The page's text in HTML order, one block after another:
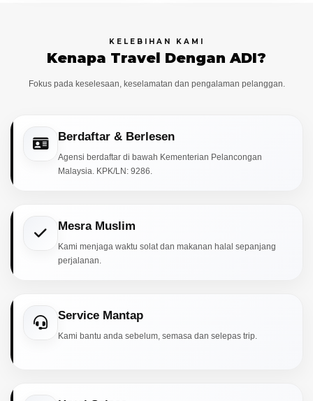
KELEBIHAN KAMI
Kenapa Travel Dengan ADI?
Fokus pada keselesaan, keselamatan dan pengalaman pelanggan.
Berdaftar & Berlesen
Agensi berdaftar di bawah Kementerian Pelancongan
Malaysia. KPK/LN: 9286.
Mesra Muslim
Kami menjaga waktu solat dan makanan halal sepanjang
perjalanan.
Service Mantap
Kami bantu anda sebelum, semasa dan selepas trip.